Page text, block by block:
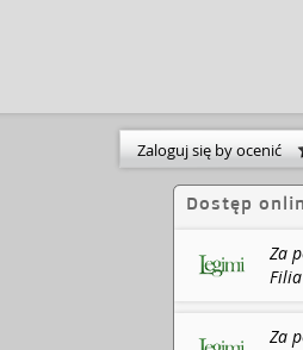
Zaloguj się by ocenić
Dostęp
Za
Za